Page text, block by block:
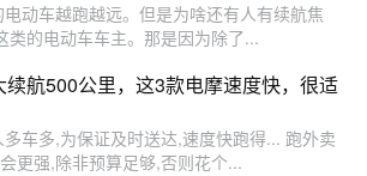
动车越跑越远。但是为啥还有人有续航焦
类的电动车车主。那是因为除了...
航500公里，这3款电摩速度快，很适
车多,为保证及时送达,速度快跑得... 跑外卖
更强,除非预算足够,否则花个...